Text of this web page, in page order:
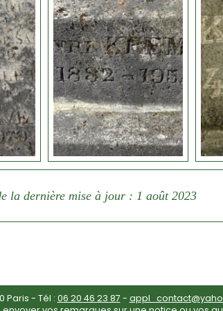
la dernière mise à jour : 1 août 2023
Paris - Tél : 06 20 46 23 87 -